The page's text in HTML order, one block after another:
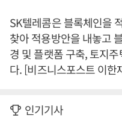
SK텔레콤은 블록체인을
찾아 적용방안을 내놓고
경 및 플랫폼 구축, 토지
다. [비즈니스포스트 이한
인기기사